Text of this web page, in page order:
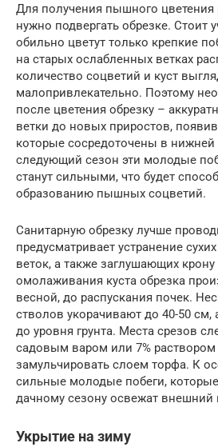
Для получения пышного цветения
нужно подвергать обрезке. Стоит
обильно цветут только крепкие
на старых ослабленных ветках
количество соцветий и куст
малопривлекательно. Поэтому
после цветения обрезку –
ветки до новых приростов,
которые сосредоточены в нижней
следующий сезон эти молодые
станут сильными, что будет
образованию пышных соцветий.
Санитарную обрезку лучше
предусматривает устранение
веток, а также заглушающих
омолаживания куста обрезка
весной, до распускания почек.
стволов укорачивают до 40-50 см,
до уровня грунта. Места срезов
садовым варом или 7% раствором
замульчировать слоем торфа. К
сильные молодые побеги,
дачному сезону освежат внешний
Укрытие на зиму